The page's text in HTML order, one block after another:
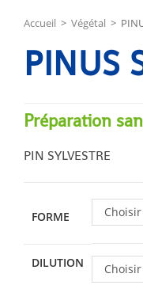
Accueil > Végétal >
PINUS
Préparation
PIN SYLVESTRE
FORME
DILUTION